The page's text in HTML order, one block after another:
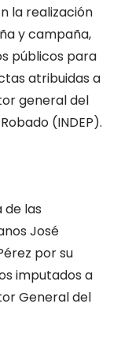
la realización
y campaña,
públicos para
atribuidas a
general del
(INDEP).
de las
José
por su
imputados a
General del